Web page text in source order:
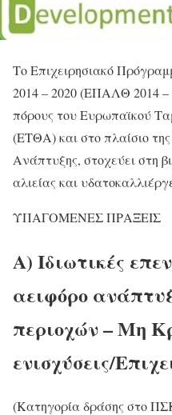
Το Επιχειρησιακό
2014 – 2020 (ΕΠΑΛΘ 2014 –
πόρους του Ευρωπαϊκού
(ΕΤΘΑ) και στο πλαίσιο
Ανάπτυξης, στοχεύει στη
αλιείας και
ΥΠΑΓΟΜΕΝΕΣ ΠΡΑΞΕΙΣ
Α) Ιδιωτικές
αειφόρο
περιοχών – Μη
ενισχύσεις/
(Κατηγορία δράσης στο